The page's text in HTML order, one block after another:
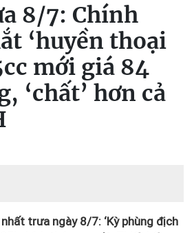
8/7: Chính
‘huyền thoại
mới giá 84
‘chất’ hơn cả
nhất trưa ngày 8/7: ‘Kỳ phùng địch